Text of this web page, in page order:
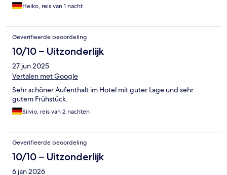
Heiko, reis van 1 nacht
Geverifieerde beoordeling
10/10 – Uitzonderlijk
27 jun 2025
Vertalen met Google
Sehr schöner Aufenthalt im Hotel mit guter Lage und sehr
gutem Frühstück.
Silvio, reis van 2 nachten
Geverifieerde beoordeling
10/10 – Uitzonderlijk
6 jan 2026